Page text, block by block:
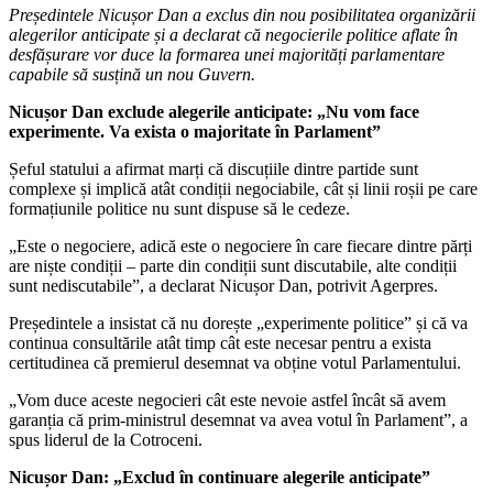
Președintele Nicușor Dan a exclus din nou posibilitatea organizării
alegerilor anticipate și a declarat că negocierile politice aflate în
desfășurare vor duce la formarea unei majorități parlamentare
capabile să susțină un nou Guvern.
Nicușor Dan exclude alegerile anticipate: „Nu vom face
experimente. Va exista o majoritate în Parlament”
Șeful statului a afirmat marți că discuțiile dintre partide sunt
complexe și implică atât condiții negociabile, cât și linii roșii pe care
formațiunile politice nu sunt dispuse să le cedeze.
„Este o negociere, adică este o negociere în care fiecare dintre părți
are niște condiții – parte din condiții sunt discutabile, alte condiții
sunt nediscutabile”, a declarat Nicușor Dan, potrivit Agerpres.
Președintele a insistat că nu dorește „experimente politice” și că va
continua consultările atât timp cât este necesar pentru a exista
certitudinea că premierul desemnat va obține votul Parlamentului.
„Vom duce aceste negocieri cât este nevoie astfel încât să avem
garanția că prim-ministrul desemnat va avea votul în Parlament”, a
spus liderul de la Cotroceni.
Nicușor Dan: „Exclud în continuare alegerile anticipate”